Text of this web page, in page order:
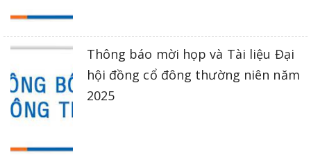
Thông báo mời họp và Tài liệu Đại
hội đồng cổ đông thường niên năm
2025